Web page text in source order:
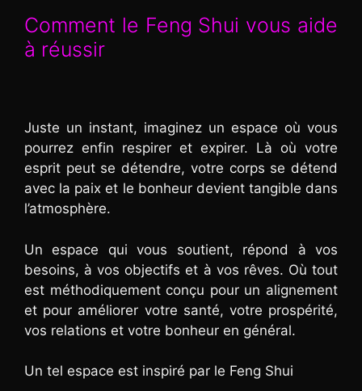
Comment le Feng Shui vous aide
à réussir
Juste un instant, imaginez un espace où vous
pourrez enfin respirer et expirer. Là où votre
esprit peut se détendre, votre corps se détend
avec la paix et le bonheur devient tangible dans
l’atmosphère.
Un espace qui vous soutient, répond à vos
besoins, à vos objectifs et à vos rêves. Où tout
est méthodiquement conçu pour un alignement
et pour améliorer votre santé, votre prospérité,
vos relations et votre bonheur en général.
Un tel espace est inspiré par le Feng Shui